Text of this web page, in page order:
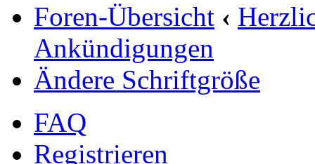
Foren-Übersicht ‹
Ankündigungen
Ändere Schriftgröße
FAQ
Registrieren